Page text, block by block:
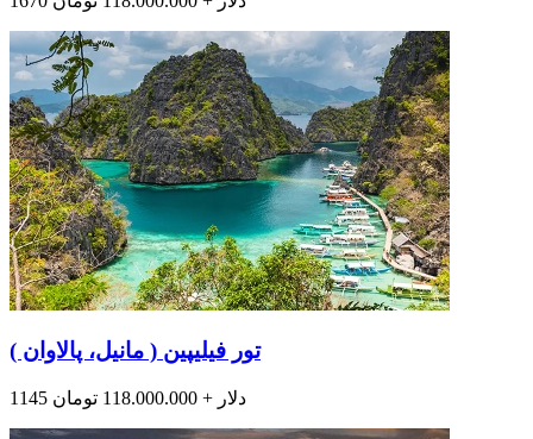
تور فیلیپین ( مانیل، پالاوان )
1145 دلار + 118.000.000 تومان